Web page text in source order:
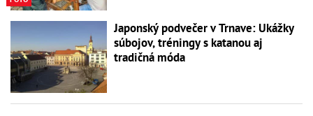
Japonský podvečer v Trnave: Ukážky
súbojov, tréningy s katanou aj
tradičná móda